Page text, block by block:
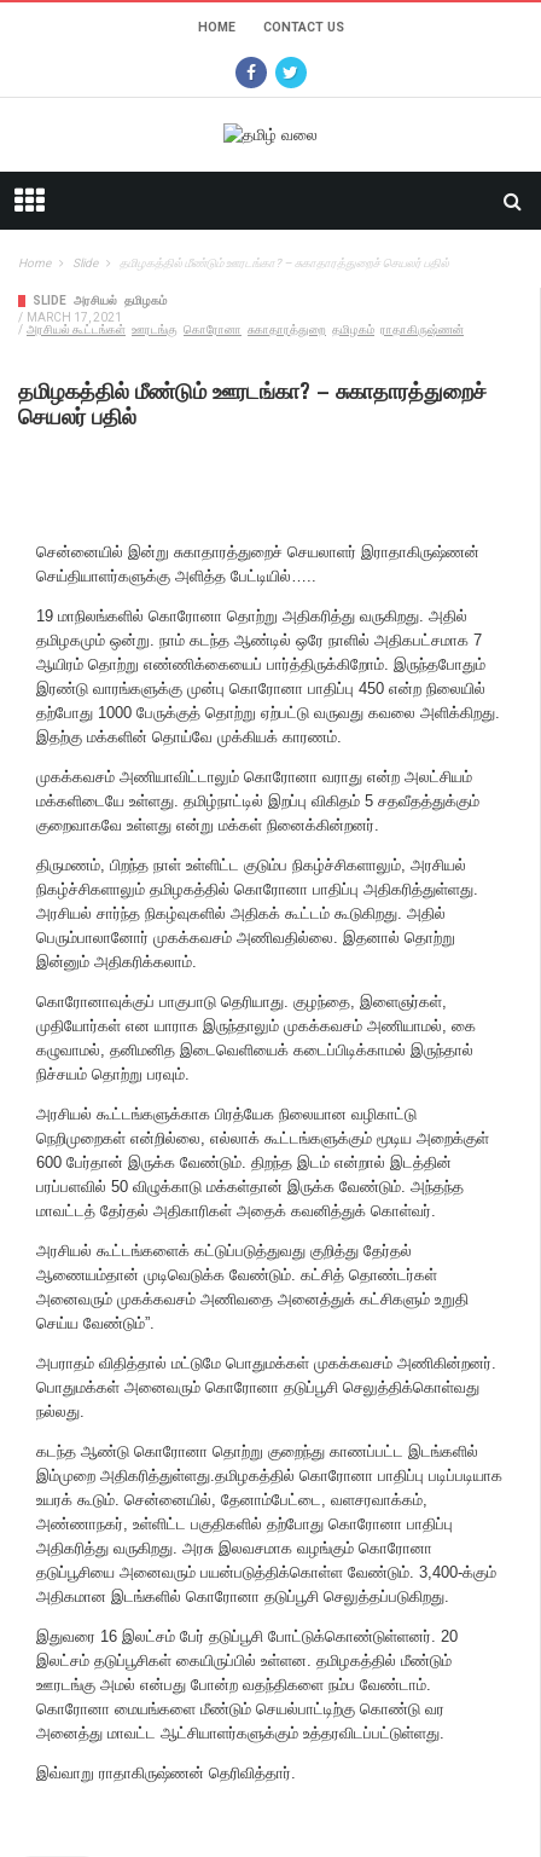
HOME CONTACT US
Home Slide தமிழகத்தில் மீண்டும் ஊரடங்கா? – சுகாதாரத்துறைச் செயலர் பதில்
SLIDE அரசியல் தமிழகம்
/ MARCH 17, 2021
/ அரசியல் கூட்டங்கள் ஊரடங்கு கொரோனா சுகாதாரத்துறை தமிழகம் ராதாகிருஷ்ணன்
தமிழகத்தில் மீண்டும் ஊரடங்கா? – சுகாதாரத்துறைச்
செயலர் பதில்
சென்னையில் இன்று சுகாதாரத்துறைச் செயலாளர் இராதாகிருஷ்ணன்
செய்தியாளர்களுக்கு அளித்த பேட்டியில்…..
19 மாநிலங்களில் கொரோனா தொற்று அதிகரித்து வருகிறது. அதில்
தமிழகமும் ஒன்று. நாம் கடந்த ஆண்டில் ஒரே நாளில் அதிகபட்சமாக 7
ஆயிரம் தொற்று எண்ணிக்கையைப் பார்த்திருக்கிறோம். இருந்தபோதும்
இரண்டு வாரங்களுக்கு முன்பு கொரோனா பாதிப்பு 450 என்ற நிலையில்
தற்போது 1000 பேருக்குத் தொற்று ஏற்பட்டு வருவது கவலை அளிக்கிறது.
இதற்கு மக்களின் தொய்வே முக்கியக் காரணம்.
முகக்கவசம் அணியாவிட்டாலும் கொரோனா வராது என்ற அலட்சியம்
மக்களிடையே உள்ளது. தமிழ்நாட்டில் இறப்பு விகிதம் 5 சதவீதத்துக்கும்
குறைவாகவே உள்ளது என்று மக்கள் நினைக்கின்றனர்.
திருமணம், பிறந்த நாள் உள்ளிட்ட குடும்ப நிகழ்ச்சிகளாலும், அரசியல்
நிகழ்ச்சிகளாலும் தமிழகத்தில் கொரோனா பாதிப்பு அதிகரித்துள்ளது.
அரசியல் சார்ந்த நிகழ்வுகளில் அதிகக் கூட்டம் கூடுகிறது. அதில்
பெரும்பாலானோர் முகக்கவசம் அணிவதில்லை. இதனால் தொற்று
இன்னும் அதிகரிக்கலாம்.
கொரோனாவுக்குப் பாகுபாடு தெரியாது. குழந்தை, இளைஞர்கள்,
முதியோர்கள் என யாராக இருந்தாலும் முகக்கவசம் அணியாமல், கை
கழுவாமல், தனிமனித இடைவெளியைக் கடைப்பிடிக்காமல் இருந்தால்
நிச்சயம் தொற்று பரவும்.
அரசியல் கூட்டங்களுக்காக பிரத்யேக நிலையான வழிகாட்டு
நெறிமுறைகள் என்றில்லை, எல்லாக் கூட்டங்களுக்கும் மூடிய அறைக்குள்
600 பேர்தான் இருக்க வேண்டும். திறந்த இடம் என்றால் இடத்தின்
பரப்பளவில் 50 விழுக்காடு மக்கள்தான் இருக்க வேண்டும். அந்தந்த
மாவட்டத் தேர்தல் அதிகாரிகள் அதைக் கவனித்துக் கொள்வர்.
அரசியல் கூட்டங்களைக் கட்டுப்படுத்துவது குறித்து தேர்தல்
ஆணையம்தான் முடிவெடுக்க வேண்டும். கட்சித் தொண்டர்கள்
அனைவரும் முகக்கவசம் அணிவதை அனைத்துக் கட்சிகளும் உறுதி
செய்ய வேண்டும்”.
அபராதம் விதித்தால் மட்டுமே பொதுமக்கள் முகக்கவசம் அணிகின்றனர்.
பொதுமக்கள் அனைவரும் கொரோனா தடுப்பூசி செலுத்திக்கொள்வது
நல்லது.
கடந்த ஆண்டு கொரோனா தொற்று குறைந்து காணப்பட்ட இடங்களில்
இம்முறை அதிகரித்துள்ளது.தமிழகத்தில் கொரோனா பாதிப்பு படிப்படியாக
உயரக் கூடும். சென்னையில், தேனாம்பேட்டை, வளசரவாக்கம்,
அண்ணாநகர், உள்ளிட்ட பகுதிகளில் தற்போது கொரோனா பாதிப்பு
அதிகரித்து வருகிறது. அரசு இலவசமாக வழங்கும் கொரோனா
தடுப்பூசியை அனைவரும் பயன்படுத்திக்கொள்ள வேண்டும். 3,400-க்கும்
அதிகமான இடங்களில் கொரோனா தடுப்பூசி செலுத்தப்படுகிறது.
இதுவரை 16 இலட்சம் பேர் தடுப்பூசி போட்டுக்கொண்டுள்ளனர். 20
இலட்சம் தடுப்பூசிகள் கையிருப்பில் உள்ளன. தமிழகத்தில் மீண்டும்
ஊரடங்கு அமல் என்பது போன்ற வதந்திகளை நம்ப வேண்டாம்.
கொரோனா மையங்களை மீண்டும் செயல்பாட்டிற்கு கொண்டு வர
அனைத்து மாவட்ட ஆட்சியாளர்களுக்கும் உத்தரவிடப்பட்டுள்ளது.
இவ்வாறு ராதாகிருஷ்ணன் தெரிவித்தார்.